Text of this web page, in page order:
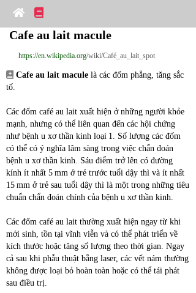
Cafe au lait macule
https://en.wikipedia.org/wiki/Café_au_lait_spot
Cafe au lait macule là các đốm phẳng, tăng sắc
tố.
Các đốm café au lait xuất hiện ở những người khỏe
mạnh, nhưng có thể liên quan đến các hội chứng
như bệnh u xơ thần kinh loại 1. Số lượng các đốm
có thể có ý nghĩa lâm sàng trong việc chẩn đoán
bệnh u xơ thần kinh. Sáu điểm trở lên có đường
kính ít nhất 5 mm ở trẻ trước tuổi dậy thì và ít nhất
15 mm ở trẻ sau tuổi dậy thì là một trong những tiêu
chuẩn chẩn đoán chính của bệnh u xơ thần kinh.
Các đốm café au lait thường xuất hiện ngay từ khi
mới sinh, tồn tại vĩnh viễn và có thể phát triển về
kích thước hoặc tăng số lượng theo thời gian. Ngay
cả sau khi phẫu thuật bằng laser, các vết nám thường
không được loại bỏ hoàn toàn hoặc có thể tái phát
sau điều trị.